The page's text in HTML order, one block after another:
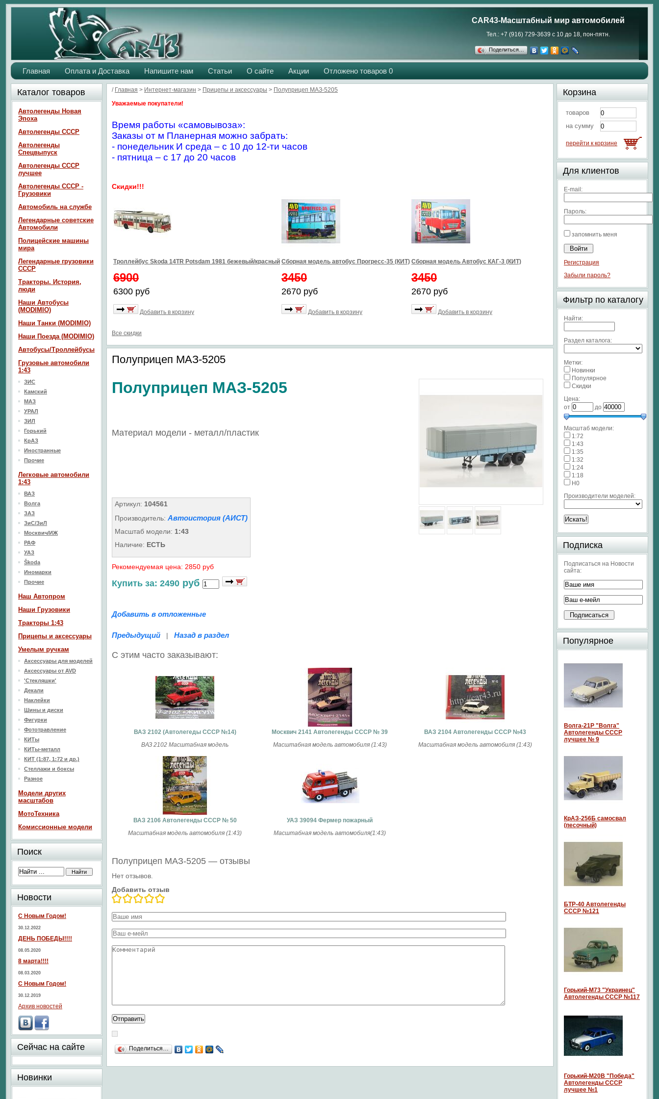
CAR43-Масштабный мир автомобилей
Тел.: +7 (916) 729-3639 с 10 до 18, пон-пятн.
Поделиться…
Главная Оплата и Доставка Напишите нам Статьи О сайте Акции Отложено товаров 0
/ Главная > Интернет-магазин > Прицепы и аксессуары > Полуприцеп МАЗ-5205
Уважаемые покупатели!
Время работы «самовывоза»:
Заказы от м Планерная можно забрать:
- понедельник И среда – с 10 до 12-ти часов
- пятница – с 17 до 20 часов
Скидки!!!
Троллейбус Skoda 14TR Potsdam 1981 бежевый/красный
6900
6300 руб
Добавить в корзину
Сборная модель автобус Прогресс-35 (КИТ)
3450
2670 руб
Добавить в корзину
Сборная модель Автобус КАГ-3 (КИТ)
3450
2670 руб
Добавить в корзину
Все скидки
Полуприцеп МАЗ-5205
Полуприцеп МАЗ-5205
Материал модели - металл/пластик
Артикул: 104561
Производитель: Автоистория (АИСТ)
Масштаб модели: 1:43
Наличие: ЕСТЬ
Рекомендуемая цена: 2850 руб
Купить за: 2490 руб
Добавить в отложенные
Предыдущий | Назад в раздел
С этим часто заказывают:
ВАЗ 2102 (Aвтолегеды CCCP №14)
ВАЗ 2102 Масштабная модель
Москвич 2141 Автолегенды СССР № 39
Масштабная модель автомобиля (1:43)
ВАЗ 2104 Автолегенды СССР №43
Масштабная модель автомобиля (1:43)
ВАЗ 2106 Автолегенды СССР № 50
Масштабная модель автомобиля (1:43)
УАЗ 39094 Фермер пожарный
Масштабная модель автомобиля(1:43)
Полуприцеп МАЗ-5205 — отзывы
Нет отзывов.
Добавить отзыв
Поделиться…
Каталог товаров
Автолегенды Новая
Эпоха
Автолегенды СССР
Автолегенды
Спецвыпуск
Автолегенды СССР
лучшее
Автолегенды СССР -
Грузовики
Автомобиль на службе
Легендарные советские
Автомобили
Полицейские машины
мира
Легендарные грузовики
СССР
Тракторы. История,
люди
Наши Автобусы
(MODIMIO)
Наши Танки (MODIMIO)
Наши Поезда (MODIMIO)
Автобусы/Троллейбусы
Грузовые автомобили
1:43
ЗИС
Камский
МАЗ
УРАЛ
ЗИЛ
Горький
КрАЗ
Иностранные
Прочие
Легковые автомобили
1:43
ВАЗ
Волга
ЗАЗ
ЗиС/ЗиЛ
Москвич/ИЖ
РАФ
УАЗ
Škoda
Иномарки
Прочие
Наш Aвтопром
Наши Грузовики
Тракторы 1:43
Прицепы и аксессуары
Умелым ручкам
Аксессуары для моделей
Аксессуары от AVD
'Стекляшки'
Декали
Наклейки
Шины и диски
Фигурки
Фототравление
КИТы
КИТы-металл
КИТ (1:87, 1:72 и др.)
Стеллажи и боксы
Разное
Модели других
масштабов
МотоТехника
Комиссионные модели
Поиск
Новости
С Новым Годом!
30.12.2022
ДЕНЬ ПОБЕДЫ!!!!
08.05.2020
8 марта!!!!
08.03.2020
С Новым Годом!
30.12.2019
Архив новостей
Сейчас на сайте
Новинки
Корзина
товаров
на сумму
перейти к корзине
Для клиентов
E-mail:
Пароль:
запомнить меня
Регистрация
Забыли пароль?
Фильтр по каталогу
Найти:
Раздел каталога:
Метки:
Новинки
Популярное
Скидки
Цена:
от
до
Масштаб модели:
1:72
1:43
1:35
1:32
1:24
1:18
H0
Производители моделей:
Подписка
Подписаться на Новости
сайта:
Популярное
Волга-21P "Волга"
Автолегенды СССР
лучшее № 9
КрАЗ-256Б самосвал
(песочный)
БТР-40 Автолегенды
СССР №121
Горький-М73 "Украинец"
Автолегенды СССР №117
Горький-М20В "Победа"
Автолегенды СССР
лучшее №1